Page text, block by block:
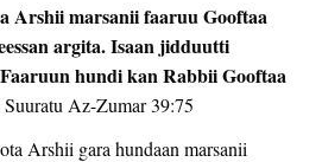
Arshii marsanii faaruu Gooftaa
argita. Isaan jidduutti
hundi kan Rabbii Gooftaa
Suuratu Az-Zumar 39:75
Arshii gara hundaan marsanii